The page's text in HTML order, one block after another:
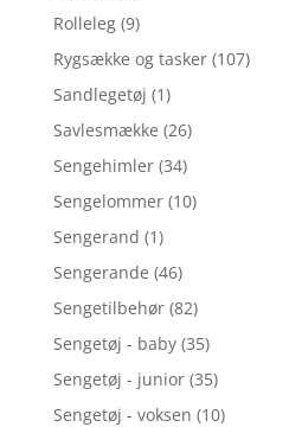
Rolleleg (9)
Rygsække og tasker (107)
Sandlegetøj (1)
Savlesmække (26)
Sengehimler (34)
Sengelommer (10)
Sengerand (1)
Sengerande (46)
Sengetilbehør (82)
Sengetøj - baby (35)
Sengetøj - junior (35)
Sengetøj - voksen (10)